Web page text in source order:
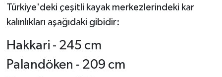
Türkiye'deki çeşitli kayak merkezlerindeki kar
kalınlıkları aşağıdaki gibidir:
Hakkari - 245 cm
Palandöken - 209 cm
SAĞLIK
SİYASET
SPOR